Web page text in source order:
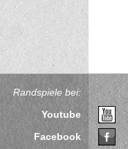
Randspiele bei:
Youtube
Facebook